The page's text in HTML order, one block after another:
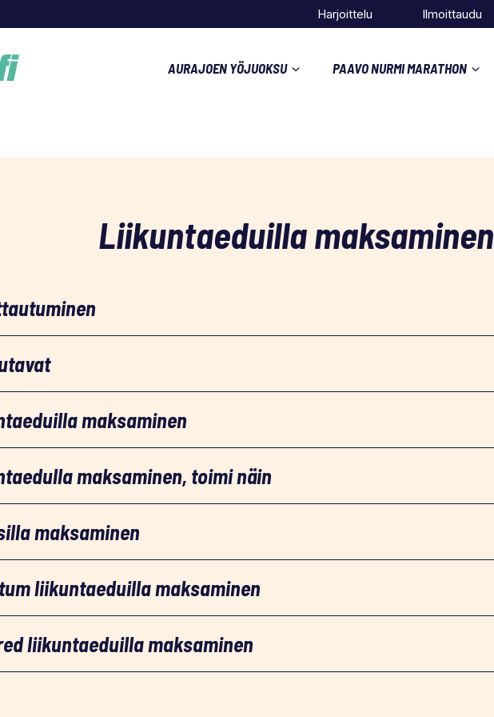
Harjoittelu Ilmoittaudu
AURAJOEN YÖJUOKSU PAAVO NURMI MARATHON
Liikuntaeduilla maksaminen
maksaminen
maksaminen, toimi näin
maksaminen
liikuntaeduilla maksaminen
liikuntaeduilla maksaminen